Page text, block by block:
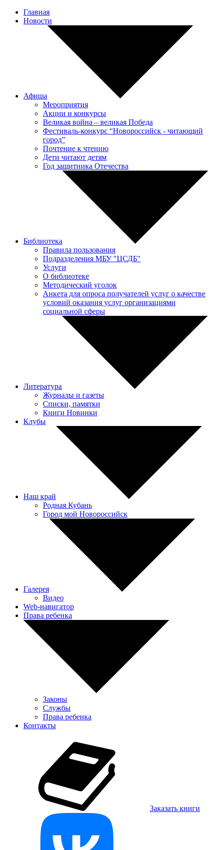
Главная
Новости
Афиша
Мероприятия
Акции и конкурсы
Великая война – великая Победа
Фестиваль-конкурс “Новороссийск - читающий
город”
Почтение к чтению
Дети читают детям
Год защитника Отечества
Библиотека
Правила пользования
Подразделения МБУ "ЦСДБ"
Услуги
О библиотеке
Методический уголок
Анкета для опроса получателей услуг о качестве
условий оказания услуг организациями
социальной сферы
Литература
Журналы и газеты
Списки, памятки
Книги Новинки
Клубы
Наш край
Родная Кубань
Город мой Новороссийск
Галерея
Видео
Web-навигатор
Права ребенка
Законы
Службы
Права ребенка
Контакты
Заказать книги